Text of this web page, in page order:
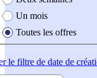
Un mois
Toutes les offres
le filtre de date de